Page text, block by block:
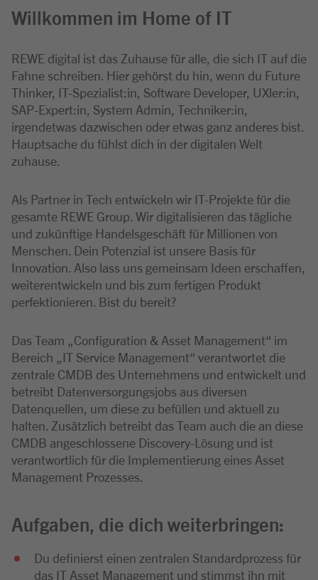
Willkommen im Home of IT
REWE digital ist das Zuhause für alle, die sich IT auf die
Fahne schreiben. Hier gehörst du hin, wenn du Future
Thinker, IT-Spezialist:in, Software Developer, UXler:in,
SAP-Expert:in, System Admin, Techniker:in,
irgendetwas dazwischen oder etwas ganz anderes bist.
Hauptsache du fühlst dich in der digitalen Welt
zuhause.
Als Partner in Tech entwickeln wir IT-Projekte für die
gesamte REWE Group. Wir digitalisieren das tägliche
und zukünftige Handelsgeschäft für Millionen von
Menschen. Dein Potenzial ist unsere Basis für
Innovation. Also lass uns gemeinsam Ideen erschaffen,
weiterentwickeln und bis zum fertigen Produkt
perfektionieren. Bist du bereit?
Das Team „Configuration & Asset Management“ im
Bereich „IT Service Management“ verantwortet die
zentrale CMDB des Unternehmens und entwickelt und
betreibt Datenversorgungsjobs aus diversen
Datenquellen, um diese zu befüllen und aktuell zu
halten. Zusätzlich betreibt das Team auch die an diese
CMDB angeschlossene Discovery-Lösung und ist
verantwortlich für die Implementierung eines Asset
Management Prozesses.
Aufgaben, die dich weiterbringen:
Du definierst einen zentralen Standardprozess für
das IT Asset Management und stimmst ihn mit